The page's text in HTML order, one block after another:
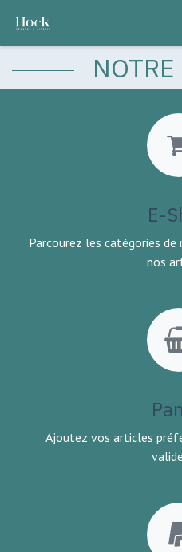
E-
Parcourez les catégories
nos
Ajoutez vos articles